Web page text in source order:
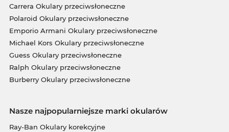
Carrera Okulary przeciwsłoneczne
Polaroid Okulary przeciwsłoneczne
Emporio Armani Okulary przeciwsłoneczne
Michael Kors Okulary przeciwsłoneczne
Guess Okulary przeciwsłoneczne
Ralph Okulary przeciwsłoneczne
Burberry Okulary przeciwsłoneczne
Nasze najpopularniejsze marki okularów
Ray-Ban Okulary korekcyjne